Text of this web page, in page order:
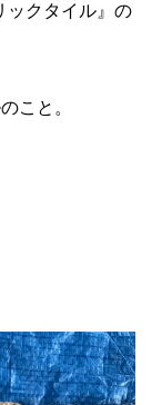
ックタイル』の
こと。